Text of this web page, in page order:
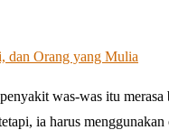
dan Orang yang Mulia
was-was itu
ia harus